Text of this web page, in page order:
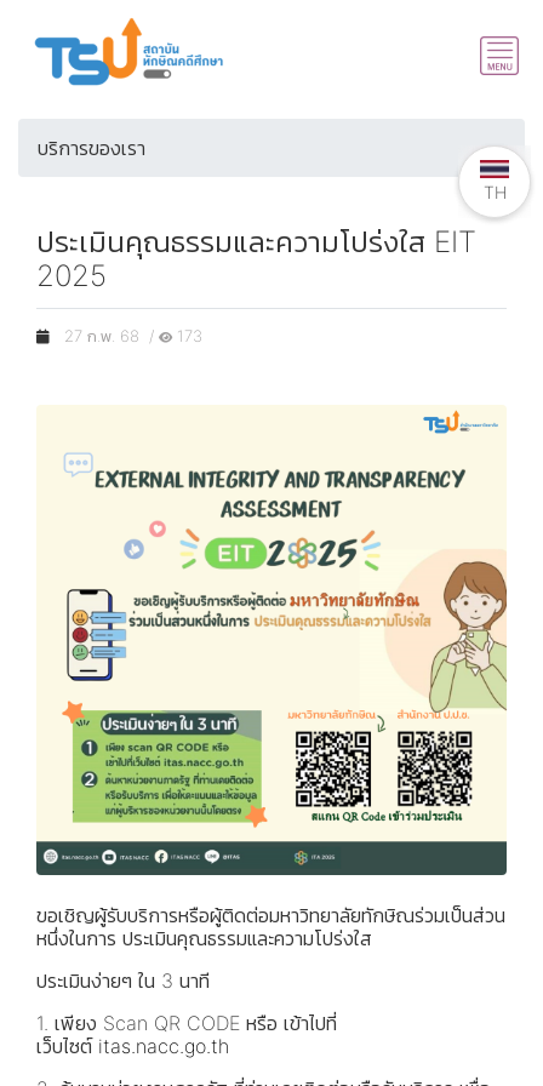
บริการของเรา
ประเมินคุณธรรมและความโปร่งใส EIT
2025
27 ก.พ. 68 / 173
ขอเชิญผู้รับบริการหรือผู้ติดต่อมหาวิทยาลัยทักษิณร่วมเป็นส่วน
หนึ่งในการ ประเมินคุณธรรมและความโปร่งใส
ประเมินง่ายๆ ใน 3 นาที
1. เพียง Scan QR CODE หรือ เข้าไปที่
เว็บไซต์ itas.nacc.go.th
TH
TH